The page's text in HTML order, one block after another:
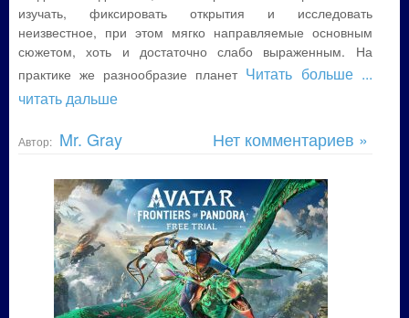
изучать, фиксировать открытия и исследовать
неизвестное, при этом мягко направляемые основным
сюжетом, хоть и достаточно слабо выраженным. На
практике же разнообразие планет Читать больше...
читать дальше
Автор: Mr. Gray Нет комментариев »